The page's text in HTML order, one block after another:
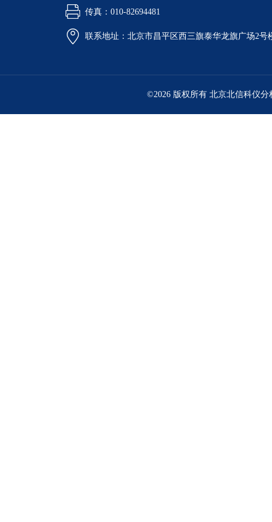
传真：010-82694481
联系地址：北京市昌平区西三旗泰华龙旗广场2号
©2026 版权所有 北京北信科仪